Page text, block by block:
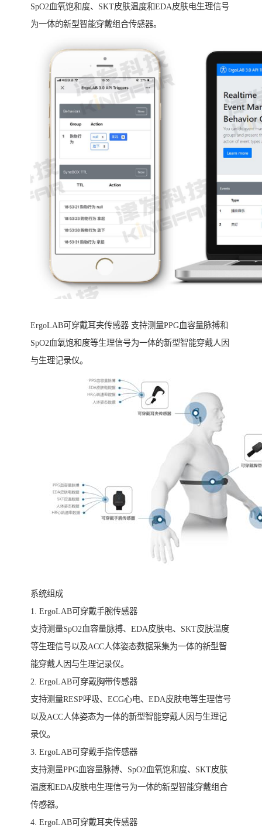
SpO2血氧饱和度、SKT皮肤温度和EDA皮肤电生理信号
为一体的新型智能穿戴组合传感器。
ErgoLAB可穿戴耳夹传感器 支持测量PPG血容量脉搏和
SpO2血氧饱和度等生理信号为一体的新型智能穿戴人因
与生理记录仪。
系统组成
1. ErgoLAB可穿戴手腕传感器
支持测量SpO2血容量脉搏、EDA皮肤电、SKT皮肤温度
等生理信号以及ACC人体姿态数据采集为一体的新型智
能穿戴人因与生理记录仪。
2. ErgoLAB可穿戴胸带传感器
支持测量RESP呼吸、ECG心电、EDA皮肤电等生理信号
以及ACC人体姿态为一体的新型智能穿戴人因与生理记
录仪。
3. ErgoLAB可穿戴手指传感器
支持测量PPG血容量脉搏、SpO2血氧饱和度、SKT皮肤
温度和EDA皮肤电生理信号为一体的新型智能穿戴组合
传感器。
4. ErgoLAB可穿戴耳夹传感器